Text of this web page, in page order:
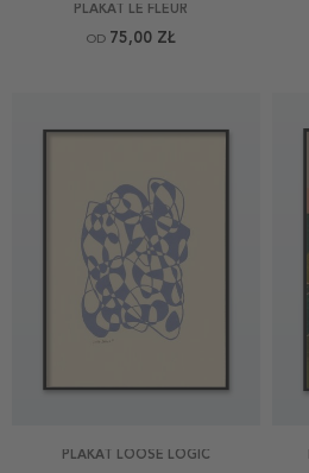
PLAKAT LE FLEUR
OD 75,00 ZŁ
PLAKAT LOOSE LOGIC